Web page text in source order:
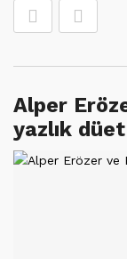
Alper
yazlık düet